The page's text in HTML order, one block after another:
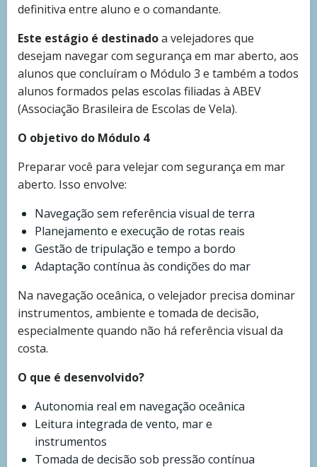
definitiva entre aluno e o comandante.
Este estágio é destinadoa velejadores que
desejam navegar com segurança em mar aberto, aos
alunos que concluíram o Módulo 3 e também a todos
alunos formados pelas escolas filiadas à ABEV
(Associação Brasileira de Escolas de Vela).
O objetivo do Módulo 4
Preparar você para velejar com segurança em mar
aberto. Isso envolve:
Navegação sem referência visual de terra
Planejamento e execução de rotas reais
Gestão de tripulação e tempo a bordo
Adaptação contínua às condições do mar
Na navegação oceânica, o velejador precisa dominar
instrumentos, ambiente e tomada de decisão,
especialmente quando não há referência visual da
costa.
O que é desenvolvido?
Autonomia real em navegação oceânica
Leitura integrada de vento, mar e
instrumentos
Tomada de decisão sob pressão contínua